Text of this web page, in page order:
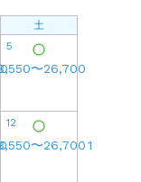
土
5
〜26,700
12
〜26,70016,750